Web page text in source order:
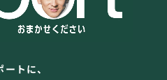
トに、